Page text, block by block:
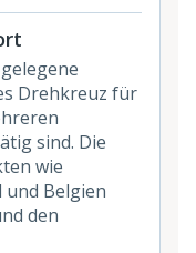
Drehkreuz für
sind. Die
wie
und Belgien
den